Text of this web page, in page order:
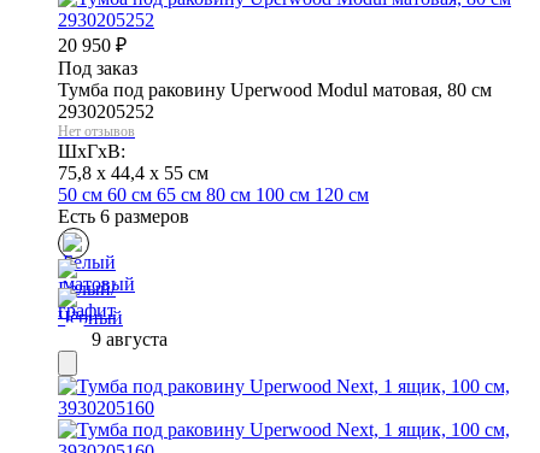
20 950 ₽
Под заказ
Тумба под раковину Uperwood Modul матовая, 80 см
2930205252
Нет отзывов
ШхГхВ:
75,8 x 44,4 x 55 см
50 см 60 см 65 см 80 см 100 см 120 см
Есть 6 размеров
9 августа